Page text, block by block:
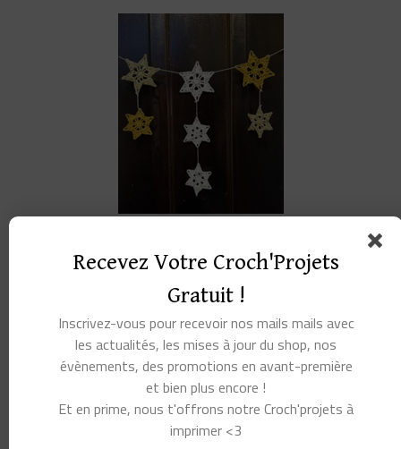
guirlande d’étoiles !
Tuto à retrouver sur Ravelry
6. Un petit sapin à
décorer
Recevez Votre Croch'Projets
Gratuit !
Inscrivez-vous pour recevoir nos mails mails avec
les actualités, les mises à jour du shop, nos
évènements, des promotions en avant-première
et bien plus encore !
Et en prime, nous t'offrons notre Croch'projets à
imprimer <3